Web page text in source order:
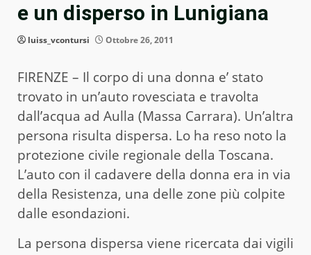
e un disperso in Lunigiana
luiss_vcontursi Ottobre 26, 2011
FIRENZE – Il corpo di una donna e’ stato
trovato in un’auto rovesciata e travolta
dall’acqua ad Aulla (Massa Carrara). Un’altra
persona risulta dispersa. Lo ha reso noto la
protezione civile regionale della Toscana.
L’auto con il cadavere della donna era in via
della Resistenza, una delle zone più colpite
dalle esondazioni.
La persona dispersa viene ricercata dai vigili